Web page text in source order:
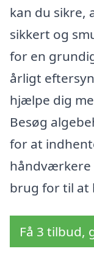
kan du sikre,
sikkert og
for en
årligt
hjælpe dig
Besøg
for at
håndværkere
brug for til at
Få 3 tilbud,